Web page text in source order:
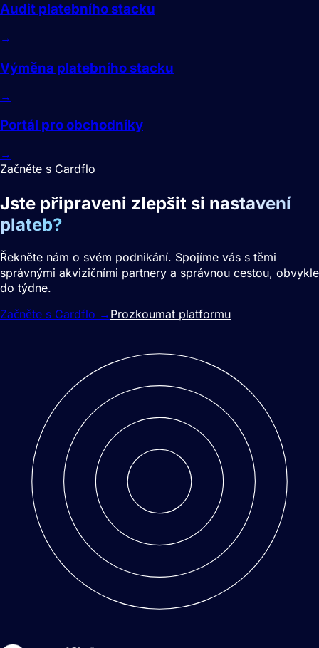
Audit platebního stacku
→
Výměna platebního stacku
→
Portál pro obchodníky
→
Začněte s Cardflo
Jste připraveni zlepšit si nastavení
plateb?
Řekněte nám o svém podnikání. Spojíme vás s těmi
správnými akvizičními partnery a správnou cestou, obvykle
do týdne.
Začněte s Cardflo → Prozkoumat platformu